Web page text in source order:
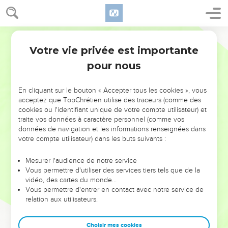
NE MANQUEZ PAS L’ÉVÉNEMENT
DE L’ANNÉE !
ET SI LEURS ERREURS POUVAIENT VOUS ÉVITER LES
VOTRES ?
leur foi ou leur vision. Mais on voit moins les doutes, les erreurs
et les saisons difficiles qu'ils ont traversés, alors même que ce
sont elles qui les ont façonnés.
Dans cette conférence, leaders, entrepreneurs, et responsables
clés pour avancer avec plus de sagesse afin que leurs erreurs
Votre vie privée est importante
pour nous
En cliquant sur le bouton « Accepter tous les cookies », vous
acceptez que TopChrétien utilise des traceurs (comme des
cookies ou l'identifiant unique de votre compte utilisateur) et
traite vos données à caractère personnel (comme vos
données de navigation et les informations renseignées dans
votre compte utilisateur) dans les buts suivants :
Mesurer l'audience de notre service
Vous permettre d'utiliser des services tiers tels que de la
vidéo, des cartes du monde…
Vous permettre d'entrer en contact avec notre service de
relation aux utilisateurs.
Choisir mes cookies